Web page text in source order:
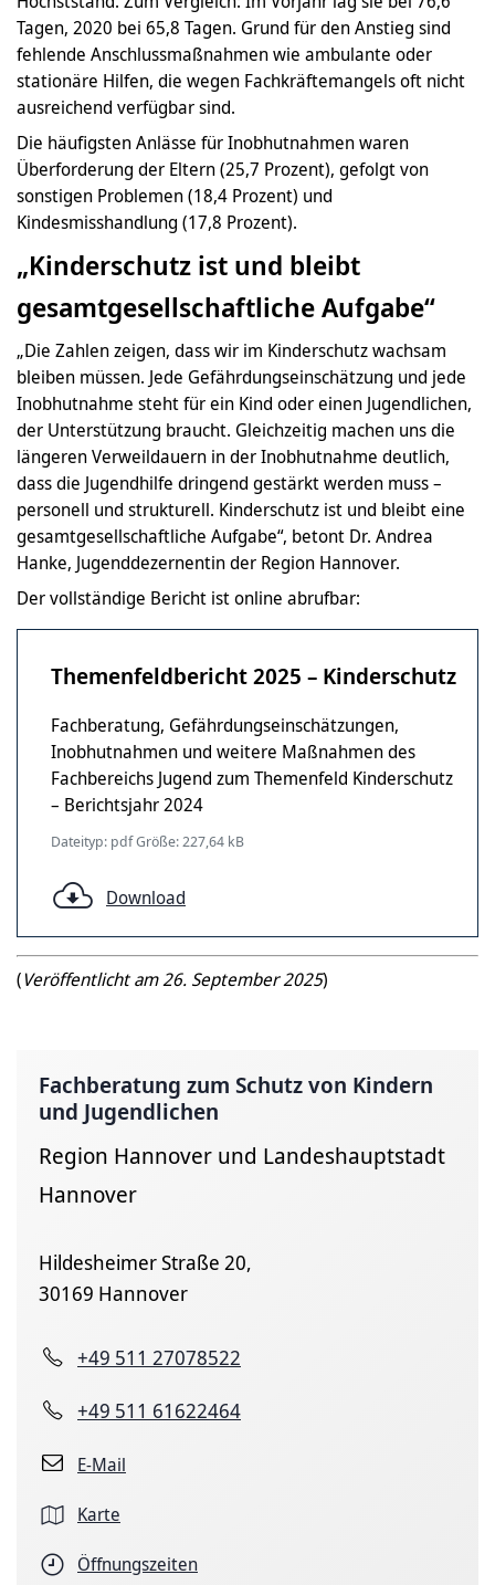
Tagen, 2020 bei 65,8 Tagen. Grund für den Anstieg sind
fehlende Anschlussmaßnahmen wie ambulante oder
stationäre Hilfen, die wegen Fachkräftemangels oft nicht
ausreichend verfügbar sind.
Die häufigsten Anlässe für Inobhutnahmen waren
Überforderung der Eltern (25,7 Prozent), gefolgt von
sonstigen Problemen (18,4 Prozent) und
Kindesmisshandlung (17,8 Prozent).
„Kinderschutz ist und bleibt
gesamtgesellschaftliche Aufgabe“
„Die Zahlen zeigen, dass wir im Kinderschutz wachsam
bleiben müssen. Jede Gefährdungseinschätzung und jede
Inobhutnahme steht für ein Kind oder einen Jugendlichen,
der Unterstützung braucht. Gleichzeitig machen uns die
längeren Verweildauern in der Inobhutnahme deutlich,
dass die Jugendhilfe dringend gestärkt werden muss –
personell und strukturell. Kinderschutz ist und bleibt eine
gesamtgesellschaftliche Aufgabe“, betont Dr. Andrea
Hanke, Jugenddezernentin der Region Hannover.
Der vollständige Bericht ist online abrufbar:
Themenfeldbericht 2025 – Kinderschutz
Fachberatung, Gefährdungseinschätzungen,
Inobhutnahmen und weitere Maßnahmen des
Fachbereichs Jugend zum Themenfeld Kinderschutz
– Berichtsjahr 2024
Dateityp: pdf Größe: 227,64 kB
Download
(Veröffentlicht am 26. September 2025)
Fachberatung zum Schutz von Kindern
und Jugendlichen
Region Hannover und Landeshauptstadt
Hannover
Hildesheimer Straße 20,
30169 Hannover
+49 511 27078522
+49 511 61622464
E-Mail
Karte
Öffnungszeiten